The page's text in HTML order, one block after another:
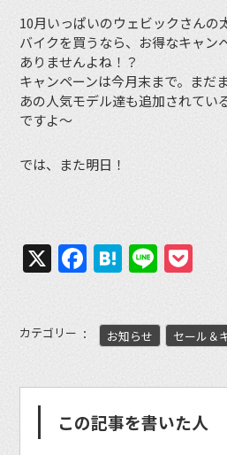
10月いっぱいのウェビックさんの
バイクを買うなら、お得なキャン
ありませんよね！？
キャンペーンは今月末まで。まだ
あの人気モデル達も追加されてい
ですよ〜
では、また明日！
X Facebook
Hatena
Line
カテゴリー お知らせ セール＆
この記事を書いた人